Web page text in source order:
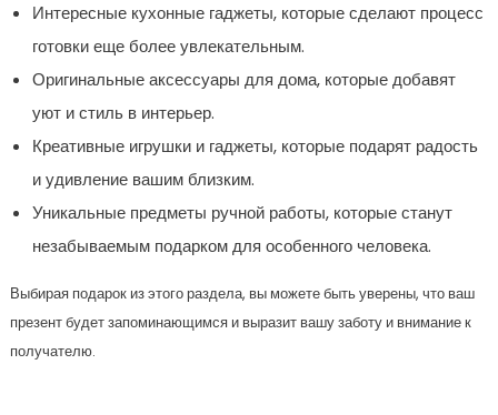
Интересные кухонные гаджеты, которые сделают процесс
готовки еще более увлекательным.
Оригинальные аксессуары для дома, которые добавят
уют и стиль в интерьер.
Креативные игрушки и гаджеты, которые подарят радость
и удивление вашим близким.
Уникальные предметы ручной работы, которые станут
незабываемым подарком для особенного человека.
Выбирая подарок из этого раздела, вы можете быть уверены, что ваш
презент будет запоминающимся и выразит вашу заботу и внимание к
получателю.